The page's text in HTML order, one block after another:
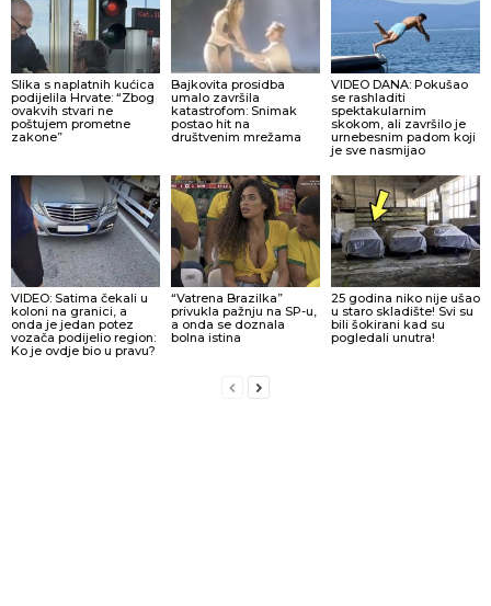
Slika s naplatnih kućica
podijelila Hrvate: “Zbog
ovakvih stvari ne
poštujem prometne
zakone”
Bajkovita prosidba
umalo završila
katastrofom: Snimak
postao hit na
društvenim mrežama
VIDEO DANA: Pokušao
se rashladiti
spektakularnim
skokom, ali završilo je
urnebesnim padom koji
je sve nasmijao
VIDEO: Satima čekali u
koloni na granici, a
onda je jedan potez
vozača podijelio region:
Ko je ovdje bio u pravu?
“Vatrena Brazilka”
privukla pažnju na SP-u,
a onda se doznala
bolna istina
25 godina niko nije ušao
u staro skladište! Svi su
bili šokirani kad su
pogledali unutra!